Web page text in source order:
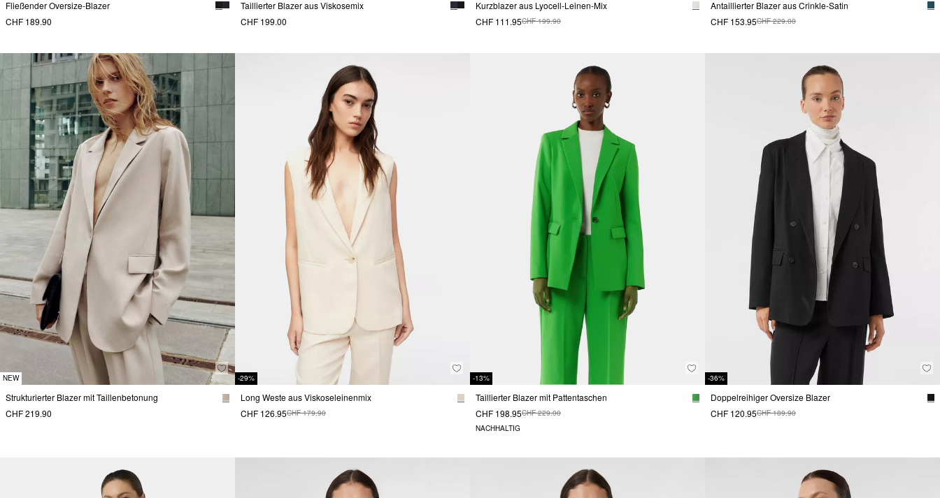
Fließender Oversize-Blazer
CHF 189.90
Taillierter Blazer aus Viskosemix
CHF 199.00
Kurzblazer aus Lyocell-Leinen-Mix
CHF 111.95CHF 199.90
Antaillierter Blazer aus Crinkle-Satin
CHF 153.95CHF 229.00
NEW
Strukturierter Blazer mit Taillenbetonung
CHF 219.90
-29%
Long Weste aus Viskoseleinenmix
CHF 126.95CHF 179.90
-13%
Taillierter Blazer mit Pattentaschen
CHF 198.95CHF 229.00
NACHHALTIG
-36%
Doppelreihiger Oversize Blazer
CHF 120.95CHF 189.90